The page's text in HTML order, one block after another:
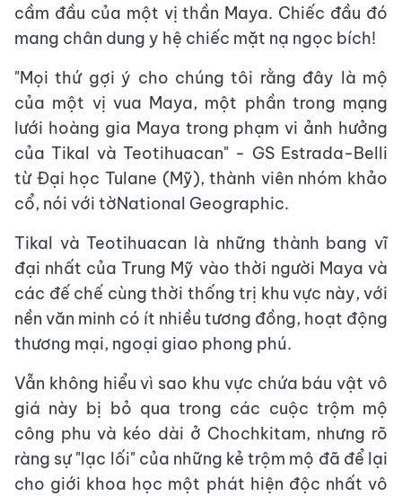
cầm đầu của một vị thần Maya. Chiếc đầu đó
mang chân dung y hệ chiếc mặt nạ ngọc bích!
"Mọi thứ gợi ý cho chúng tôi rằng đây là mộ
của một vị vua Maya, một phần trong mạng
lưới hoàng gia Maya trong phạm vi ảnh hưởng
của Tikal và Teotihuacan" - GS Estrada-Belli
từ Đại học Tulane (Mỹ), thành viên nhóm khảo
cổ, nói với tờNational Geographic.
Tikal và Teotihuacan là những thành bang vĩ
đại nhất của Trung Mỹ vào thời người Maya và
các đế chế cùng thời thống trị khu vực này, với
nền văn minh có ít nhiều tương đồng, hoạt động
thương mại, ngoại giao phong phú.
Vẫn không hiểu vì sao khu vực chứa báu vật vô
giá này bị bỏ qua trong các cuộc trộm mộ
công phu và kéo dài ở Chochkitam, nhưng rõ
ràng sự "lạc lối" của những kẻ trộm mộ đã để lại
cho giới khoa học một phát hiện độc nhất vô